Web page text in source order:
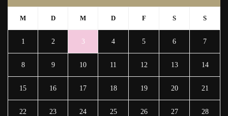
M D M D F S S
1 2 3 4 5 6 7
8 9 10 11 12 13 14
15 16 17 18 19 20 21
22 23 24 25 26 27 28